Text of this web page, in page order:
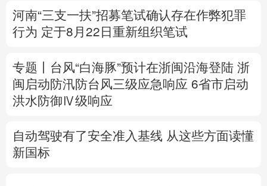
河南“三支一扶”招募笔试确认存在作弊犯罪
行为 定于8月22日重新组织笔试
专题丨 台风“白海豚”预计在浙闽沿海登陆 浙
闽启动防汛防台风三级应急响应 6省市启动
洪水防御Ⅳ级响应
自动驾驶有了安全准入基线 从这些方面读懂
新国标